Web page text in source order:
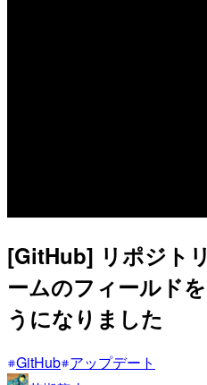
[GitHub] リポジト
ームのフィールド
うになりました
GitHub アップデート